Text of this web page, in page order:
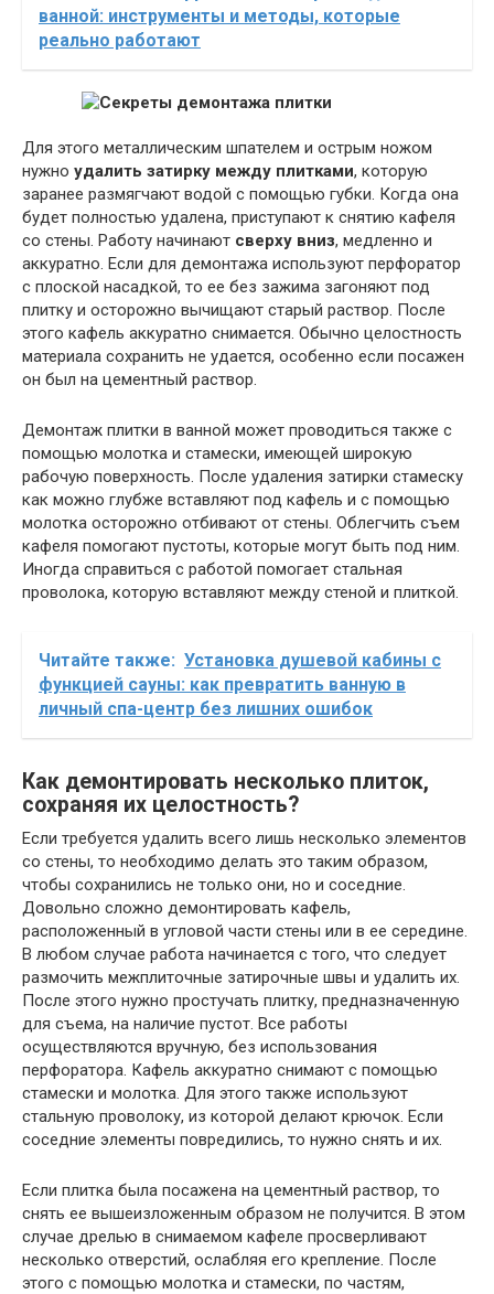
ванной: инструменты и методы, которые
реально работают
Для этого металлическим шпателем и острым ножом
нужно удалить затирку между плитками, которую
заранее размягчают водой с помощью губки. Когда она
будет полностью удалена, приступают к снятию кафеля
со стены. Работу начинают сверху вниз, медленно и
аккуратно. Если для демонтажа используют перфоратор
с плоской насадкой, то ее без зажима загоняют под
плитку и осторожно вычищают старый раствор. После
этого кафель аккуратно снимается. Обычно целостность
материала сохранить не удается, особенно если посажен
он был на цементный раствор.
Демонтаж плитки в ванной может проводиться также с
помощью молотка и стамески, имеющей широкую
рабочую поверхность. После удаления затирки стамеску
как можно глубже вставляют под кафель и с помощью
молотка осторожно отбивают от стены. Облегчить съем
кафеля помогают пустоты, которые могут быть под ним.
Иногда справиться с работой помогает стальная
проволока, которую вставляют между стеной и плиткой.
Читайте также: Установка душевой кабины с
функцией сауны: как превратить ванную в
личный спа-центр без лишних ошибок
Как демонтировать несколько плиток,
сохраняя их целостность?
Если требуется удалить всего лишь несколько элементов
со стены, то необходимо делать это таким образом,
чтобы сохранились не только они, но и соседние.
Довольно сложно демонтировать кафель,
расположенный в угловой части стены или в ее середине.
В любом случае работа начинается с того, что следует
размочить межплиточные затирочные швы и удалить их.
После этого нужно простучать плитку, предназначенную
для съема, на наличие пустот. Все работы
осуществляются вручную, без использования
перфоратора. Кафель аккуратно снимают с помощью
стамески и молотка. Для этого также используют
стальную проволоку, из которой делают крючок. Если
соседние элементы повредились, то нужно снять и их.
Если плитка была посажена на цементный раствор, то
снять ее вышеизложенным образом не получится. В этом
случае дрелью в снимаемом кафеле просверливают
несколько отверстий, ослабляя его крепление. После
этого с помощью молотка и стамески, по частям,